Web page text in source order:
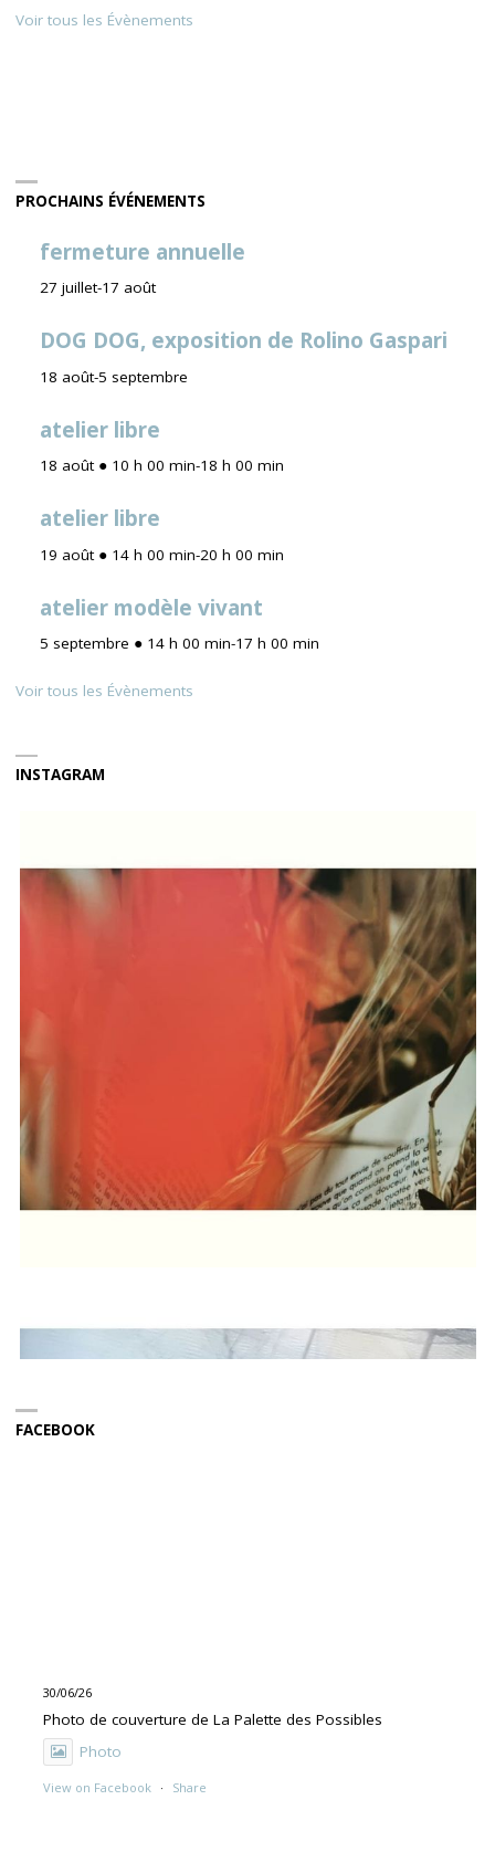
Voir tous les Évènements
PROCHAINS ÉVÉNEMENTS
fermeture annuelle
27 juillet-17 août
DOG DOG, exposition de Rolino Gaspari
18 août-5 septembre
atelier libre
18 août ● 10 h 00 min-18 h 00 min
atelier libre
19 août ● 14 h 00 min-20 h 00 min
atelier modèle vivant
5 septembre ● 14 h 00 min-17 h 00 min
Voir tous les Évènements
INSTAGRAM
FACEBOOK
30/06/26
Photo de couverture de La Palette des Possibles
Photo
View on Facebook · Share